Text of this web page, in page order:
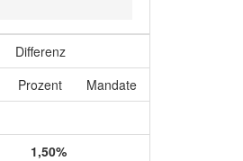
Differenz
Prozent
Mandate
1,50%